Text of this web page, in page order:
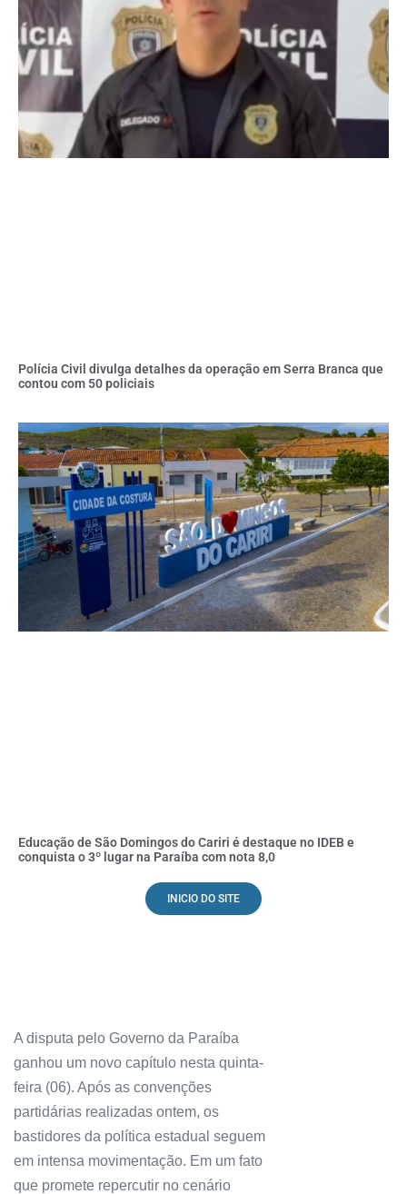
Polícia Civil divulga detalhes da operação em Serra Branca que
contou com 50 policiais
Educação de São Domingos do Cariri é destaque no IDEB e
conquista o 3º lugar na Paraíba com nota 8,0
INICIO DO SITE
A disputa pelo Governo da Paraíba
ganhou um novo capítulo nesta quinta-
feira (06). Após as convenções
partidárias realizadas ontem, os
bastidores da política estadual seguem
em intensa movimentação. Em um fato
que promete repercutir no cenário